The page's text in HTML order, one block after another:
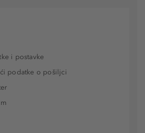
i postavke
podatke o pošiljci